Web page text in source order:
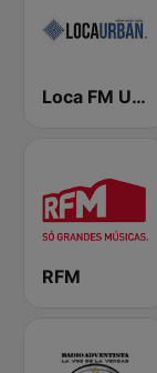
Loca FM Urban
RFM